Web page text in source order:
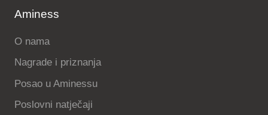
Aminess
O nama
Nagrade i priznanja
Posao u Aminessu
Poslovni natječaji